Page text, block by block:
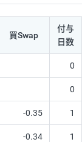
買Swap
付与
日数
0
0
-0.35 1
-0.34 1